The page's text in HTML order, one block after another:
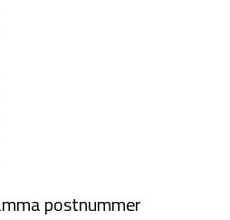
postnummer